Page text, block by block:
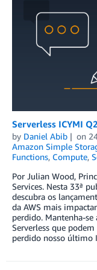
Serverless ICYMI
by Daniel Abib on
Amazon Simple
Functions, Compute,
Por Julian Wood,
Services. Nesta 33ª
descubra os
da AWS mais
perdido. Mantenha-
Serverless que
perdido nosso último